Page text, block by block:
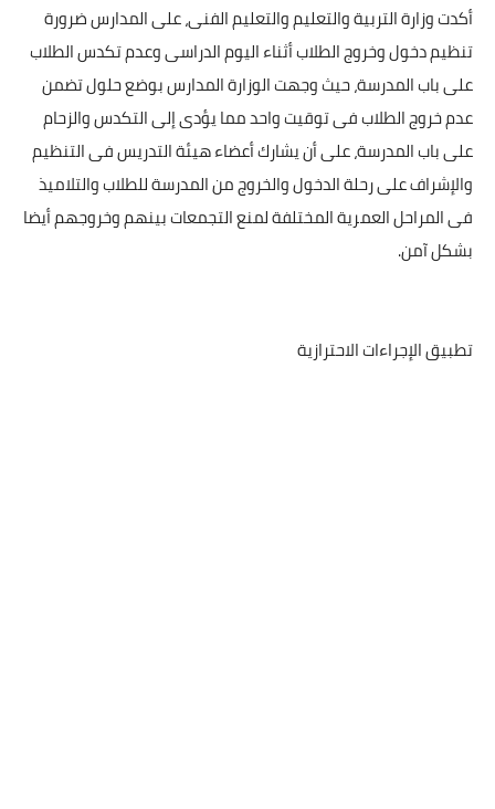
أكدت وزارة التربية والتعليم والتعليم الفنى، على المدارس ضرورة
تنظيم دخول وخروج الطلاب أثناء اليوم الدراسى وعدم تكدس الطلاب
على باب المدرسة، حيث وجهت الوزارة المدارس بوضع حلول تضمن
عدم خروج الطلاب فى توقيت واحد مما يؤدى إلى التكدس والزحام
على باب المدرسة، على أن يشارك أعضاء هيئة التدريس فى التنظيم
والإشراف على رحلة الدخول والخروج من المدرسة للطلاب والتلاميذ
فى المراحل العمرية المختلفة لمنع التجمعات بينهم وخروجهم أيضا
بشكل آمن.
تطبيق الإجراءات الاحترازية